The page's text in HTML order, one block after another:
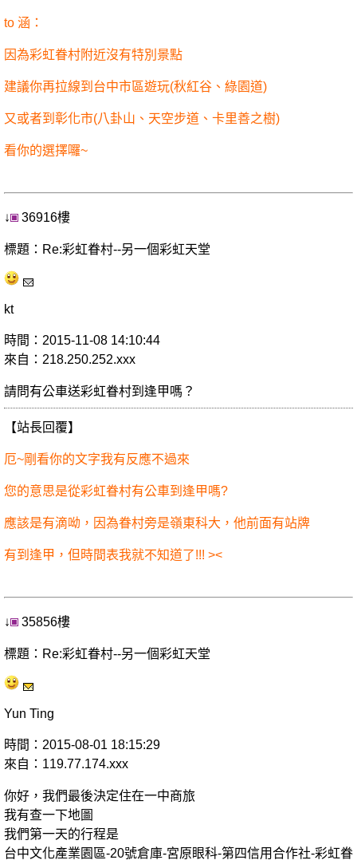
to 涵：
因為彩虹眷村附近沒有特別景點
建議你再拉線到台中市區遊玩(秋紅谷、綠園道)
又或者到彰化市(八卦山、天空步道、卡里善之樹)
看你的選擇囉~
↓ 36916樓
標題：Re:彩虹眷村--另一個彩虹天堂
kt
時間：2015-11-08 14:10:44
來自：218.250.252.xxx
請問有公車送彩虹眷村到逢甲嗎？
【站長回覆】
厄~剛看你的文字我有反應不過來
您的意思是從彩虹眷村有公車到逢甲嗎?
應該是有滴呦，因為眷村旁是嶺東科大，他前面有站牌
有到逢甲，但時間表我就不知道了!!! ><
↓ 35856樓
標題：Re:彩虹眷村--另一個彩虹天堂
Yun Ting
時間：2015-08-01 18:15:29
來自：119.77.174.xxx
你好，我們最後決定住在一中商旅
我有查一下地圖
我們第一天的行程是
台中文化產業園區-20號倉庫-宮原眼科-第四信用合作社-彩虹眷